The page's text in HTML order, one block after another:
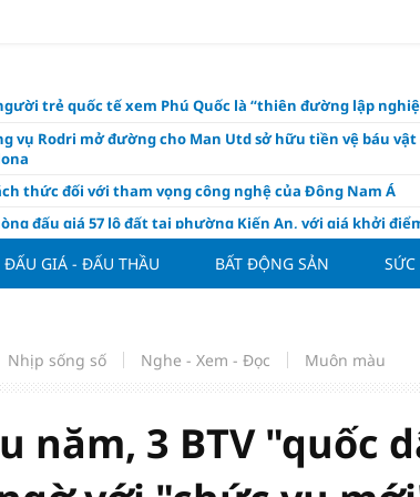
trẻ quốc tế xem Phú Quốc là “thiên đường lập
vụ Rodri mở đường cho Man Utd sở hữu tiền vệ báu vật
thức đối với tham vọng công nghệ của Đông Nam Á
đấu giá 57 lô đất tại phường Kiến An, với giá khởi
m2
nghỉ 4 ngày liên tục dịp Ngày Văn hóa Việt Nam 2026
2026/27 nới suất ngoại binh
nay, xem tử vi 12 con giáp hôm nay ngày 7/8/2026: Tuổi
chỉ
ĐẤU GIÁ - ĐẤU THẦU BẤT ĐỘNG SẢN
Nhịp sống số Nghe - Xem - Đọc Muôn màu
năm, 3 BTV "quốc